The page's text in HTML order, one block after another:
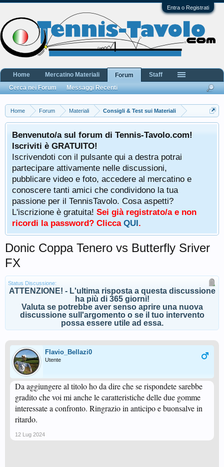
Entra o Registrati
Home Forum Materiali Consigli & Test sui Materiali
Benvenuto/a sul forum di Tennis-Tavolo.com!
Iscriviti è GRATUITO!
Iscrivendoti con il pulsante qui a destra potrai
partecipare attivamente nelle discussioni,
pubblicare video e foto, accedere al mercatino e
conoscere tanti amici che condividono la tua
passione per il TennisTavolo. Cosa aspetti?
L'iscrizione è gratuita! Sei già registrato/a e non
ricordi la password? Clicca QUI.
Donic Coppa Tenero vs Butterfly Sriver
FX
Status Discussione:
ATTENZIONE! - L'ultima risposta a questa discussione
ha più di 365 giorni!
Valuta se potrebbe aver senso aprire una nuova
discussione sull'argomento o se il tuo intervento
possa essere utile ad essa.
Flavio_Bellazi0
Utente
Da aggiungere al titolo ho da dire che se rispondete sarebbe
gradito che voi mi anche le caratteristiche delle due gomme
interessate a confronto. Ringrazio in anticipo e buonsalve in
ritardo.
12 Lug 2024
Home Mercatino Materiali
Forum
Cerca nei Forum
Messaggi Recenti
Staff